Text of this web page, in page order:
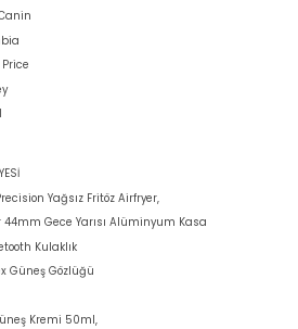
Yağsız Fritöz Airfryer,
Gece Yarısı Alüminyum Kasa
Kulaklık
Güneş Gözlüğü
Kremi 50ml,